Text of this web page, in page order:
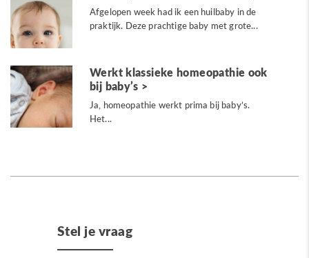
Afgelopen week had ik een huilbaby in de
praktijk. Deze prachtige baby met grote...
Werkt klassieke homeopathie ook
bij baby’s
Ja, homeopathie werkt prima bij baby’s.
Het...
Stel je vraag